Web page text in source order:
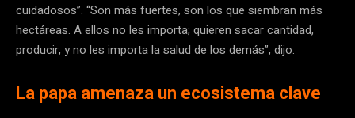
cuidadosos”. “Son más fuertes, son los que siembran más
hectáreas. A ellos no les importa; quieren sacar cantidad,
producir, y no les importa la salud de los demás”, dijo.
La papa amenaza un ecosistema clave